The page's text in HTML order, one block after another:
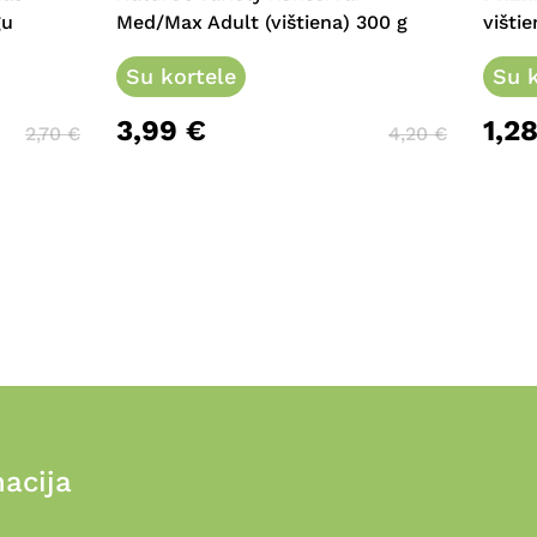
2,70€
Med/Max Adult (vištiena) 300 g
Su kortele
3,99 € 4,20€
Su